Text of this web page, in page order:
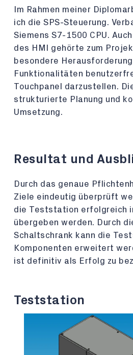
Im Rahmen meiner
ich die SPS-Steuerung.
Siemens S7-1500 CPU.
des HMI gehörte zum
besondere
Funktionalitäten
Touchpanel darzustellen.
strukturierte Planung und
Umsetzung.
Resultat und
Durch das genaue
Ziele eindeutig überprüft
die Teststation erfolgreich
übergeben werden. Durch
Schaltschrank kann die
Komponenten erweitert
ist definitiv als Erfolg zu
Teststation